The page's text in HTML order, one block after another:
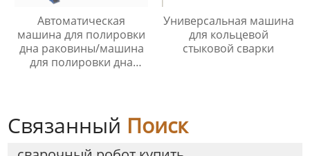
Автоматическая
машина для полировки
дна раковины/машина
для полировки дна
Универсальная машина
для кольцевой
стыковой сварки
Связанный Поиск